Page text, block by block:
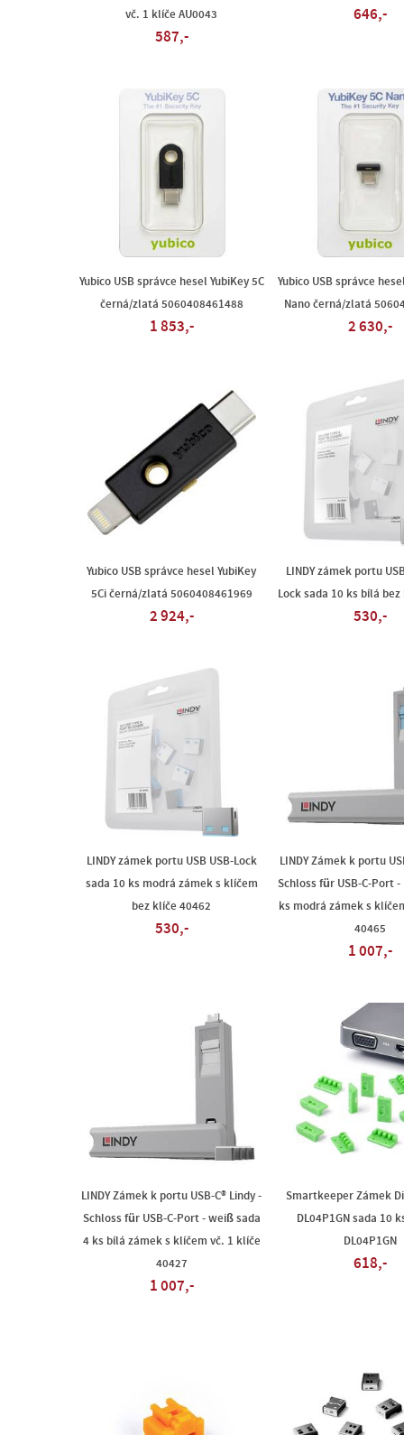
vč. 1 klíče AU0043
587,-
646,-
Yubico USB správce hesel YubiKey 5C
černá/zlatá 5060408461488
1 853,-
Yubico USB správce
Nano černá/zlatá
2 630,-
Yubico USB správce hesel YubiKey
5Ci černá/zlatá 5060408461969
2 924,-
LINDY zámek portu
Lock sada 10 ks bílá
530,-
LINDY zámek portu USB USB-Lock
sada 10 ks modrá zámek s klíčem
bez klíče 40462
530,-
LINDY Zámek k portu
Schloss für USB-C-Port -
ks modrá zámek s
40465
1 007,-
LINDY Zámek k portu USB-C® Lindy -
Schloss für USB-C-Port - weiß sada
4 ks bílá zámek s klíčem vč. 1 klíče
40427
1 007,-
Smartkeeper Zámek
DL04P1GN sada 10
DL04P1GN
618,-